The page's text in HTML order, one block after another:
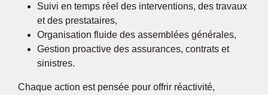
Suivi en temps réel des interventions, des travaux
et des prestataires,
Organisation fluide des assemblées générales,
Gestion proactive des assurances, contrats et
sinistres.
Chaque action est pensée pour offrir réactivité,